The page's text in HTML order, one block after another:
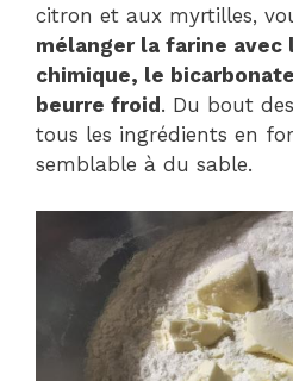
citron et aux myrtilles,
mélanger la farine avec
chimique, le
beurre froid . Du bout
tous les ingrédients en
semblable à du sable.